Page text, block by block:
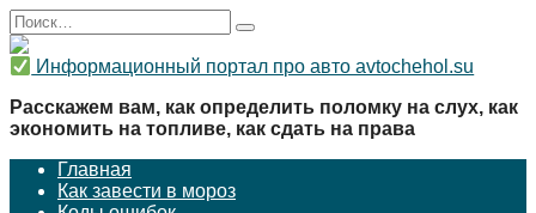
Перейти
к
содержанию
Search
for:
Информационный портал про авто avtochehol.su
Расскажем вам, как определить поломку на слух, как
экономить на топливе, как сдать на права
Главная
Как завести в мороз